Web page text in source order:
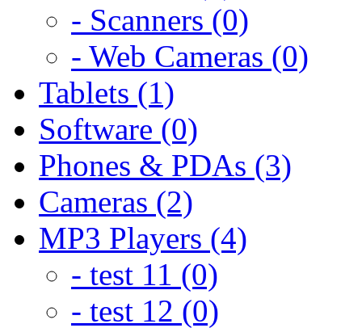
- Scanners (0)
- Web Cameras (0)
Tablets (1)
Software (0)
Phones & PDAs (3)
Cameras (2)
MP3 Players (4)
- test 11 (0)
- test 12 (0)